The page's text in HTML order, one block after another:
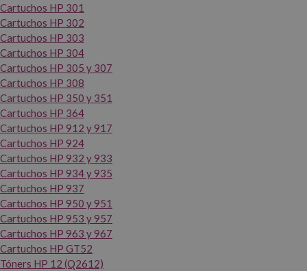
Cartuchos HP 301
Cartuchos HP 302
Cartuchos HP 303
Cartuchos HP 304
Cartuchos HP 305 y 307
Cartuchos HP 308
Cartuchos HP 350 y 351
Cartuchos HP 364
Cartuchos HP 912 y 917
Cartuchos HP 924
Cartuchos HP 932 y 933
Cartuchos HP 934 y 935
Cartuchos HP 937
Cartuchos HP 950 y 951
Cartuchos HP 953 y 957
Cartuchos HP 963 y 967
Cartuchos HP GT52
Tóners HP 12 (Q2612)